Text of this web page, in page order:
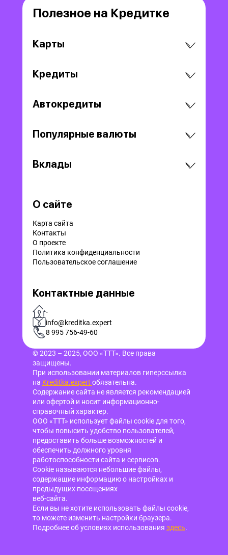
Полезное на Кредитке
Карты
Кредиты
Автокредиты
Популярные валюты
Вклады
О сайте
Карта сайта
Контакты
О проекте
Политика конфиденциальности
Пользовательское соглашение
Контактные данные
-
info@kreditka.expert
8 995 756-49-60
© 2023 – 2025, ООО «ТТТ». Все права
защищены.
При использовании материалов гиперссылка
на Kreditka.expert обязательна.
Содержание сайта не является рекомендацией
или офертой и носит информационно-
справочный характер.
ООО «ТТТ» использует файлы cookie для того,
чтобы повысить удобство пользователей,
предоставить больше возможностей и
обеспечить должного уровня
работоспособности сайта и сервисов.
Cookie называются небольшие файлы,
содержащие информацию о настройках и
предыдущих посещениях
веб-сайта.
Если вы не хотите использовать файлы cookie,
то можете изменить настройки браузера.
Подробнее об условиях использования здесь.